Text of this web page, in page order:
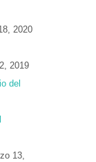
2020
2019
del
13,